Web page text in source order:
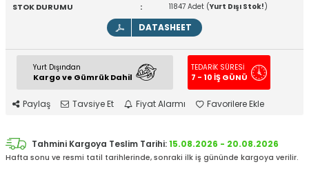
STOK DURUMU : 11847 Adet (Yurt Dışı Stok!)
DATASHEET
Yurt Dışından
Kargo ve Gümrük Dahil
TEDARİK SÜRESİ
7 - 10 İŞ GÜNÜ
Paylaş Tavsiye Et Fiyat Alarmı Favorilere Ekle
Tahmini Kargoya Teslim Tarihi:15.08.2026 - 20.08.2026
Hafta sonu ve resmi tatil tarihlerinde, sonraki ilk iş gününde kargoya verilir.